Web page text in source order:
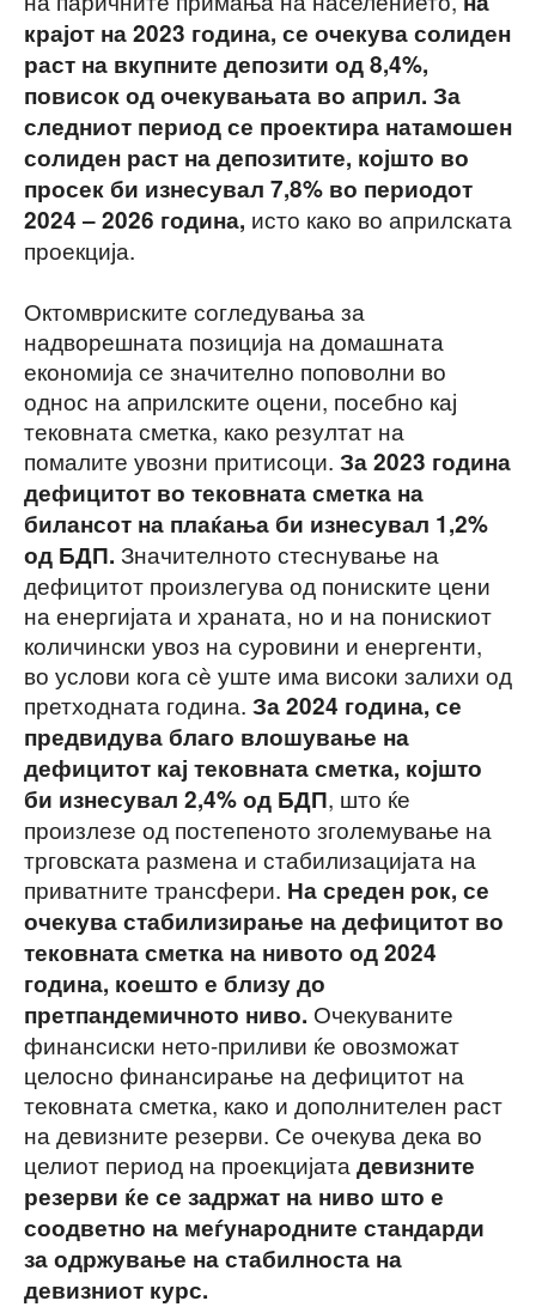
крајот на 2023 година, се очекува солиден
раст на вкупните депозити од 8,4%,
повисок од очекувањата во април. За
следниот период се проектира натамошен
солиден раст на депозитите, којшто во
просек би изнесувал 7,8% во периодот
2024 ‒ 2026 година, исто како во априлската
проекција.
Октомвриските согледувања за
надворешната позиција на домашната
економија се значително поповолни во
однос на априлските оцени, посебно кај
тековната сметка, како резултат на
помалите увозни притисоци. За 2023 година
дефицитот во тековната сметка на
билансот на плаќања би изнесувал 1,2%
од БДП. Значителното стеснување на
дефицитот произлегува од пониските цени
на енергијата и храната, но и на понискиот
количински увоз на суровини и енергенти,
во услови кога сѐ уште има високи залихи од
претходната година. За 2024 година, се
предвидува благо влошување на
дефицитот кај тековната сметка, којшто
би изнесувал 2,4% од БДП, што ќе
произлезе од постепеното зголемување на
трговската размена и стабилизацијата на
приватните трансфери. На среден рок, се
очекува стабилизирање на дефицитот во
тековната сметка на нивото од 2024
година, коешто е близу до
претпандемичното ниво. Очекуваните
финансиски нето-приливи ќе овозможат
целосно финансирање на дефицитот на
тековната сметка, како и дополнителен раст
на девизните резерви. Се очекува дека во
целиот период на проекцијата девизните
резерви ќе се задржат на ниво што е
соодветно на меѓународните стандарди
за одржување на стабилноста на
девизниот курс.